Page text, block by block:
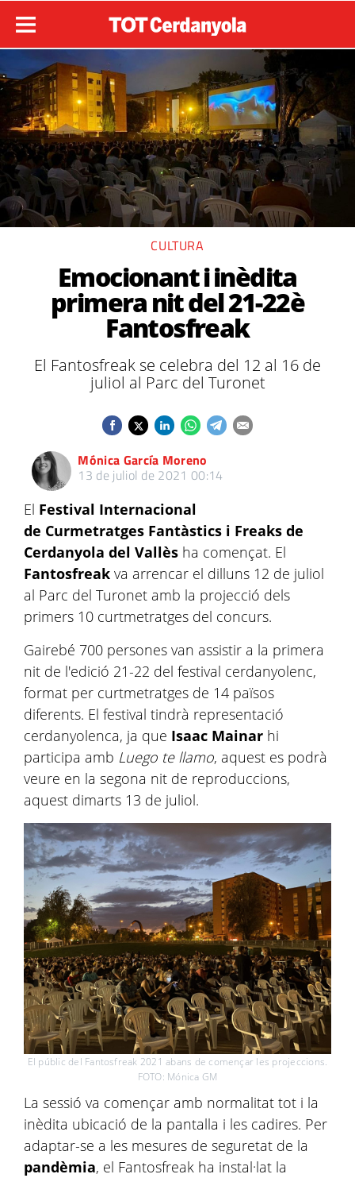
CULTURA
Emocionant i inèdita
primera nit del 21-22è
Fantosfreak
El Fantosfreak se celebra del 12 al 16 de
juliol al Parc del Turonet
Mónica García Moreno
13 de juliol de 2021 00:14
El Festival Internacional
de Curmetratges Fantàstics i Freaks de
Cerdanyola del Vallès ha començat. El
Fantosfreak va arrencar el dilluns 12 de juliol
al Parc del Turonet amb la projecció dels
primers 10 curtmetratges del concurs.
Gairebé 700 persones van assistir a la primera
nit de l'edició 21-22 del festival cerdanyolenc,
format per curtmetratges de 14 països
diferents. El festival tindrà representació
cerdanyolenca, ja que Isaac Mainar hi
participa amb Luego te llamo, aquest es podrà
veure en la segona nit de reproduccions,
aquest dimarts 13 de juliol.
El públic del Fantosfreak 2021 abans de començar les projeccions.
FOTO: Mónica GM
La sessió va començar amb normalitat tot i la
inèdita ubicació de la pantalla i les cadires. Per
adaptar-se a les mesures de seguretat de la
pandèmia, el Fantosfreak ha instal·lat la